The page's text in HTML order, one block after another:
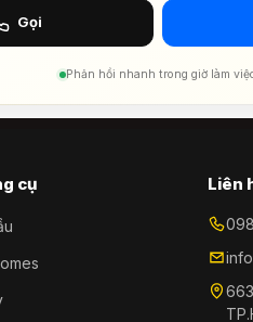
Gọi
Phản hồi nhanh trong giờ làm
cụ Liên